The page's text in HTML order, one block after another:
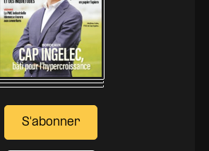
S'abonner